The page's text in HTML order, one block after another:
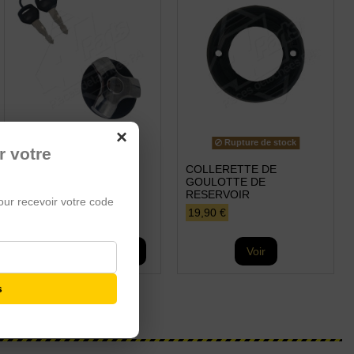
12,99 €
Rupture de stock
COLLERETTE DE
GOULOTTE DE
RESERVOIR
19,90 €
Voir
×
votre
recevoir votre code